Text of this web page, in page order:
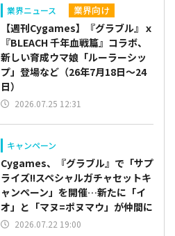
業界ニュース 業界向け
【週刊Cygames】『グラブル』ｘ
『BLEACH 千年血戦篇』コラボ、
新しい育成ウマ娘「ルーラーシッ
プ」登場など（26年7月18日～24
日）
2026.07.25 12:31
キャンペーン
Cygames、『グラブル』で「サプ
ライズ!!スペシャルガチャセットキ
ャンペーン」を開催…新たに「イ
オ」と「マヌ=ポヌマウ」が仲間に
2026.07.22 19:00